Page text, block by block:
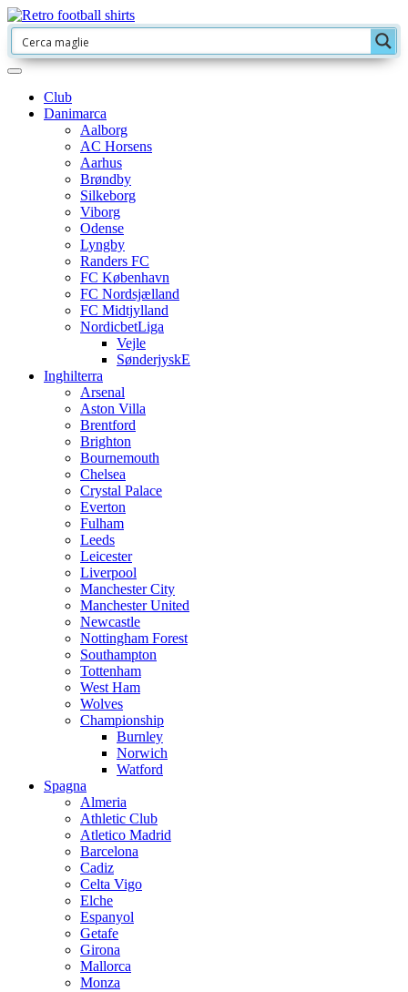
Club
Danimarca
Aalborg
AC Horsens
Aarhus
Brøndby
Silkeborg
Viborg
Odense
Lyngby
Randers FC
FC København
FC Nordsjælland
FC Midtjylland
NordicbetLiga
Vejle
SønderjyskE
Inghilterra
Arsenal
Aston Villa
Brentford
Brighton
Bournemouth
Chelsea
Crystal Palace
Everton
Fulham
Leeds
Leicester
Liverpool
Manchester City
Manchester United
Newcastle
Nottingham Forest
Southampton
Tottenham
West Ham
Wolves
Championship
Burnley
Norwich
Watford
Spagna
Almeria
Athletic Club
Atletico Madrid
Barcelona
Cadiz
Celta Vigo
Elche
Espanyol
Getafe
Girona
Mallorca
Monza